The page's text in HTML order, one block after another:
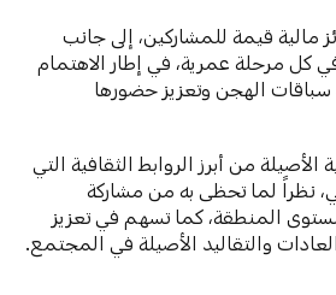
قيمة للمشاركين، إلى جانب
كل مرحلة عمرية، في إطار الاهتمام
سباقات الهجن وتعزيز حضورها
من أبرز الروابط الثقافية التي
نظراً لما تحظى به من مشاركة
المنطقة، كما تسهم في تعزيز
والتقاليد الأصيلة في المجتمع.